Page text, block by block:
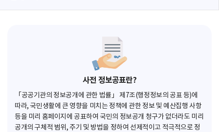
사전 정보공표란?
「공공기관의 정보공개에 관한 법률」 제7조(행정정보의 공표 등)에
따라, 국민생활에 큰 영향을 미치는 정책에 관한 정보 및 예산집행 사항
등을 미리 홈페이지에 공표하여 국민의 정보공개 청구가 없더라도 미리
공개의 구체적 범위, 주기 및 방법을 정하여 선제적이고 적극적으로 정